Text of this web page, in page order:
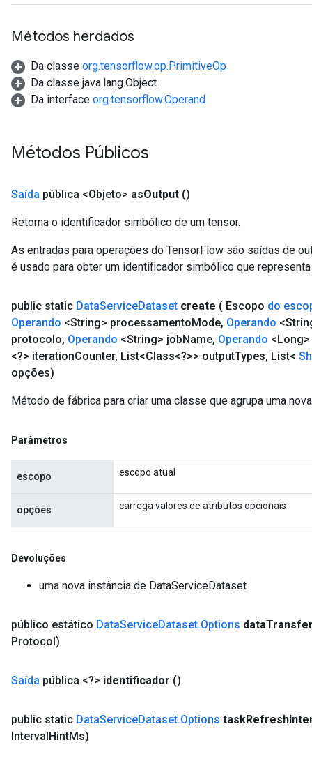
Métodos herdados
Da classe org.tensorflow.op.PrimitiveOp
Da classe java.lang.Object
Da interface org.tensorflow.Operand
Métodos Públicos
Saída pública <Objeto> asOutput ()
Retorna o identificador simbólico de um tensor.
As entradas para operações do TensorFlow são saídas de
é usado para obter um identificador simbólico que
public static DataServiceDataset create ( Escopo do
Operando <String> processamentoMode, Operando
protocolo, Operando <String> jobName, Operando
<?> iterationCounter, List<Class<?>> outputTypes, List<
opções)
Método de fábrica para criar uma classe que agrupa uma
Parâmetros
escopo escopo atual
opções carrega valores de atributos opcionais
Devoluções
uma nova instância de DataServiceDataset
público estático DataServiceDataset.Options data
Protocol)
Saída pública <?> identificador ()
public static DataServiceDataset.Options taskRefresh
IntervalHintMs)